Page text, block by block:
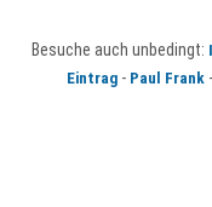
Besuche auch unbedingt:
Eintrag- Paul Frank-